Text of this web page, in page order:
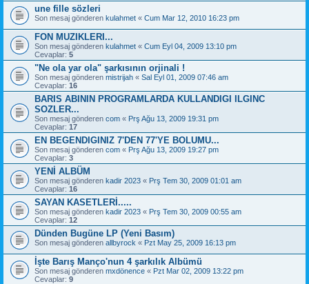
une fille sözleri
Son mesaj gönderen kulahmet « Cum Mar 12, 2010 16:23 pm
FON MUZIKLERI...
Son mesaj gönderen kulahmet « Cum Eyl 04, 2009 13:10 pm
Cevaplar: 5
"Ne ola yar ola" şarkısının orjinali !
Son mesaj gönderen mistrijah « Sal Eyl 01, 2009 07:46 am
Cevaplar: 16
BARIS ABININ PROGRAMLARDA KULLANDIGI ILGINC
SOZLER...
Son mesaj gönderen com « Prş Ağu 13, 2009 19:31 pm
Cevaplar: 17
EN BEGENDIGINIZ 7'DEN 77'YE BOLUMU...
Son mesaj gönderen com « Prş Ağu 13, 2009 19:27 pm
Cevaplar: 3
YENİ ALBÜM
Son mesaj gönderen kadir 2023 « Prş Tem 30, 2009 01:01 am
Cevaplar: 16
SAYAN KASETLERİ.....
Son mesaj gönderen kadir 2023 « Prş Tem 30, 2009 00:55 am
Cevaplar: 12
Dünden Bugüne LP (Yeni Basım)
Son mesaj gönderen allbyrock « Pzt May 25, 2009 16:13 pm
İşte Barış Manço'nun 4 şarkılık Albümü
Son mesaj gönderen mxdönence « Pzt Mar 02, 2009 13:22 pm
Cevaplar: 9